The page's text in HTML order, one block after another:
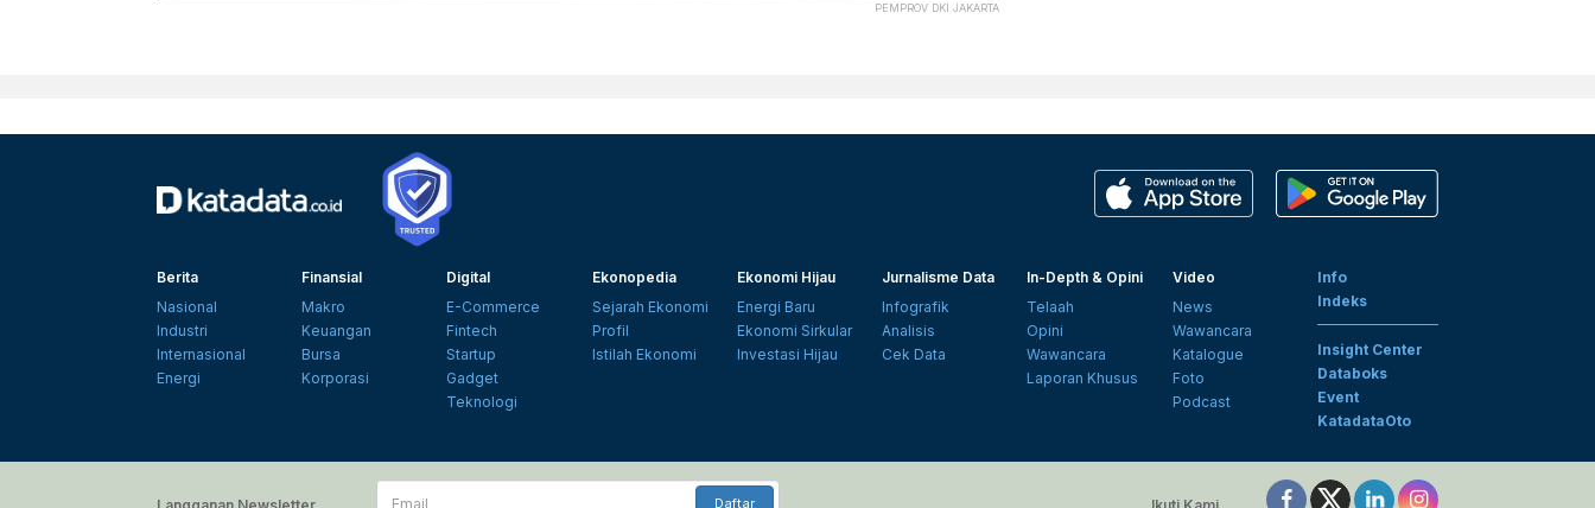
PEMPROV DKI JAKARTA
Berita
Nasional
Industri
Internasional
Energi
Finansial
Makro
Keuangan
Bursa
Korporasi
Digital
E-Commerce
Fintech
Startup
Gadget
Teknologi
Ekonopedia
Sejarah Ekonomi
Profil
Istilah Ekonomi
Ekonomi Hijau
Energi Baru
Ekonomi Sirkular
Investasi Hijau
Jurnalisme Data
Infografik
Analisis
Cek Data
In-Depth & Opini
Telaah
Opini
Wawancara
Laporan Khusus
Video
News
Wawancara
Katalogue
Foto
Podcast
Info
Indeks
Insight Center
Databoks
Event
KatadataOto
Email
Daftar